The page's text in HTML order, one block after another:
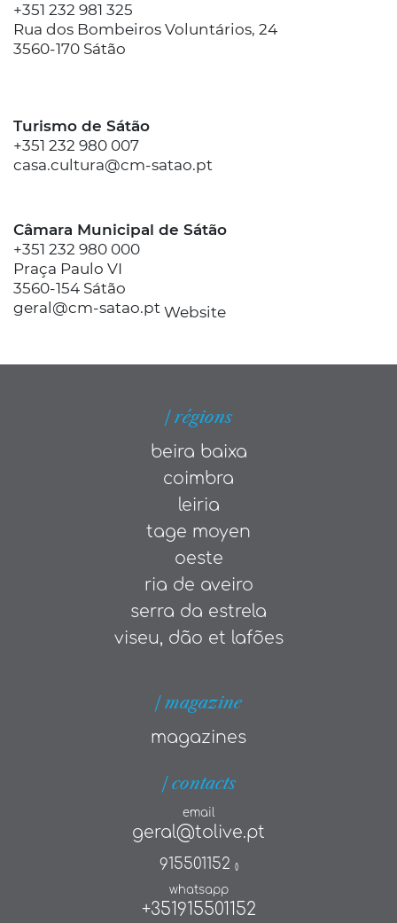
+351 232 981 325
Rua dos Bombeiros Voluntários, 24
3560-170 Sátão
Turismo de Sátão
+351 232 980 007
casa.cultura@cm-satao.pt
Câmara Municipal de Sátão
+351 232 980 000
Praça Paulo VI
3560-154 Sátão
geral@cm-satao.pt Website
| régions
beira baixa
coimbra
leiria
tage moyen
oeste
ria de aveiro
serra da estrela
viseu, dão et lafões
| magazine
magazines
| contacts
email
geral@tolive.pt
915501152 ()
whatsapp
+351915501152